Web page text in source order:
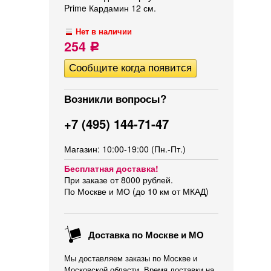
Prime Кардамин 12 см.
Нет в наличии
254 Р
Возникли вопросы?
+7 (495) 144-71-47
Магазин: 10:00-19:00 (Пн.-Пт.)
Бесплатная доставка!
При заказе от 8000 рублей.
По Москве и МО (до 10 км от МКАД)
Доставка по Москве и МО
Мы доставляем заказы по Москве и